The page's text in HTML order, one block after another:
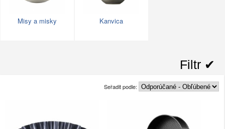
Misy a misky Kanvica
Filtr ✔︎
Seřadit podle: